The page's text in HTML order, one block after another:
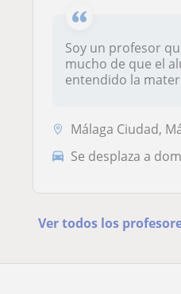
Soy un profesor
mucho de que el
entendido la
Málaga Ciudad,
Se desplaza a
Ver todos los